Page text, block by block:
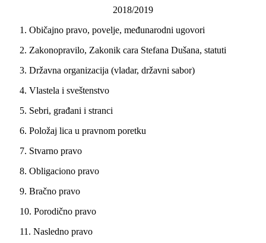
2018/2019
1. Običajno pravo, povelјe, međunarodni ugovori
2. Zakonopravilo, Zakonik cara Stefana Dušana, statuti
3. Državna organizacija (vladar, državni sabor)
4. Vlastela i sveštenstvo
5. Sebri, građani i stranci
6. Položaj lica u pravnom poretku
7. Stvarno pravo
8. Obligaciono pravo
9. Bračno pravo
10. Porodično pravo
11. Nasledno pravo